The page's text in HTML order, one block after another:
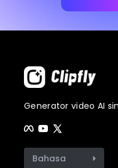
Generator video AI
Bahasa